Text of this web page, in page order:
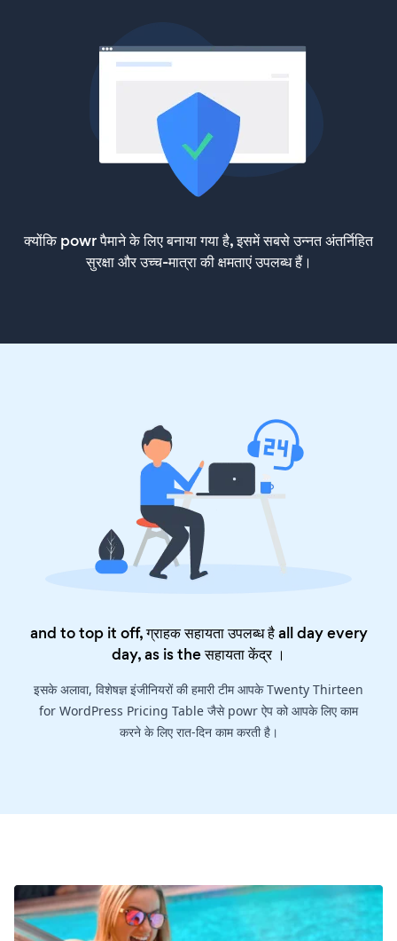
क्योंकि powr पैमाने के लिए बनाया गया है, इसमें सबसे उन्नत अंतर्निहित
सुरक्षा और उच्च-मात्रा की क्षमताएं उपलब्ध हैं।
and to top it off, ग्राहक सहायता उपलब्ध है all day every
day, as is theसहायता केंद्र।
इसके अलावा, विशेषज्ञ इंजीनियरों की हमारी टीम आपके Twenty Thirteen
for WordPress Pricing Table जैसे powr ऐप को आपके लिए काम
करने के लिए रात-दिन काम करती है।